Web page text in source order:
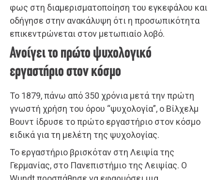
φως στη διαμερισματοποίηση του εγκεφάλου και
οδήγησε στην ανακάλυψη ότι η προσωπικότητα
επικεντρώνεται στον μετωπιαίο λοβό.
Ανοίγει το πρώτο ψυχολογικό
εργαστήριο στον κόσμο
Το 1879, πάνω από 350 χρόνια μετά την πρώτη
γνωστή χρήση του όρου “ψυχολογία”, ο Βίλχελμ
Βουντ ίδρυσε το πρώτο εργαστήριο στον κόσμο
ειδικά για τη μελέτη της ψυχολογίας.
Το εργαστήριο βρισκόταν στη Λειψία της
Γερμανίας, στο Πανεπιστήμιο της Λειψίας. Ο